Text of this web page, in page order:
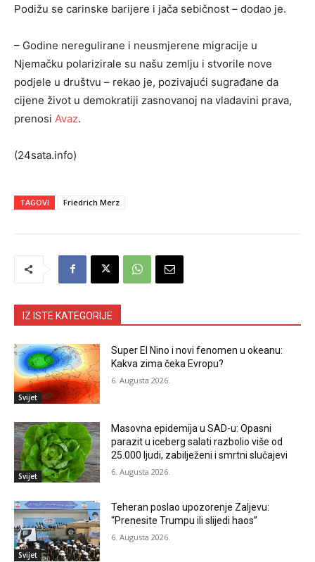
Podižu se carinske barijere i jača sebičnost – dodao je.
– Godine neregulirane i neusmjerene migracije u
Njemačku polarizirale su našu zemlju i stvorile nove
podjele u društvu – rekao je, pozivajući sugrađane da
cijene život u demokratiji zasnovanoj na vladavini prava,
prenosi Avaz.
(24sata.info)
TAGOVI Friedrich Merz
IZ ISTE KATEGORIJE
Svijet
Super El Nino i novi fenomen u okeanu:
Kakva zima čeka Evropu?
6. Augusta 2026.
Svijet
Masovna epidemija u SAD-u: Opasni
parazit u iceberg salati razbolio više od
25.000 ljudi, zabilježeni i smrtni slučajevi
6. Augusta 2026.
Svijet
Teheran poslao upozorenje Zaljevu:
“Prenesite Trumpu ili slijedi haos”
6. Augusta 2026.